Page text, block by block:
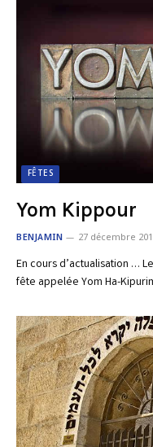
FÊTES
Yom Kippour
BENJAMIN 27 décembre
En cours d’actualisation …
fête appelée Yom Ha-